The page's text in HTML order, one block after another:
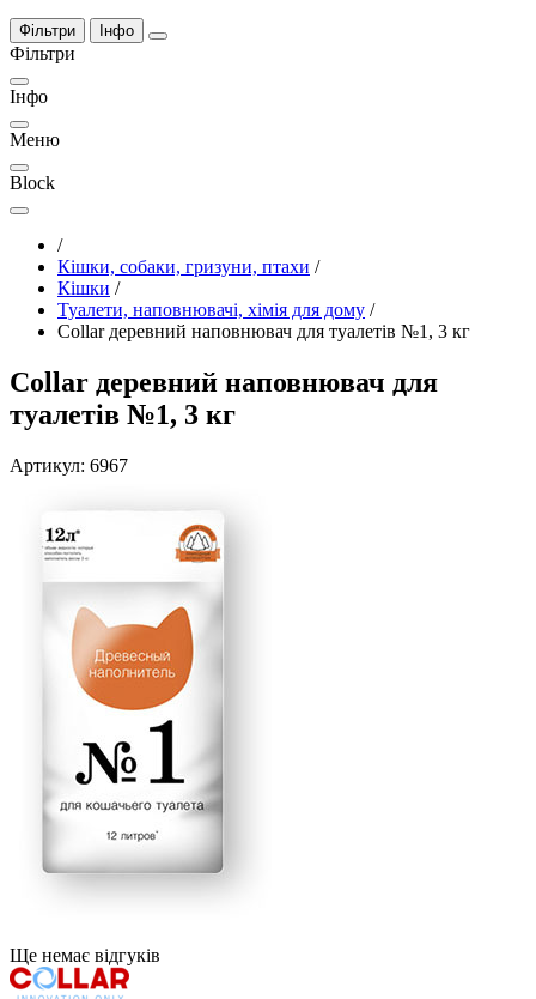
Фільтри Інфо
Фільтри
Інфо
Меню
Block
/
Кішки, собаки, гризуни, птахи /
Кішки /
Туалети, наповнювачі, хімія для дому /
Collar деревний наповнювач для туалетів №1, 3 кг
Collar деревний наповнювач для
туалетів №1, 3 кг
Артикул: 6967
Ще немає відгуків